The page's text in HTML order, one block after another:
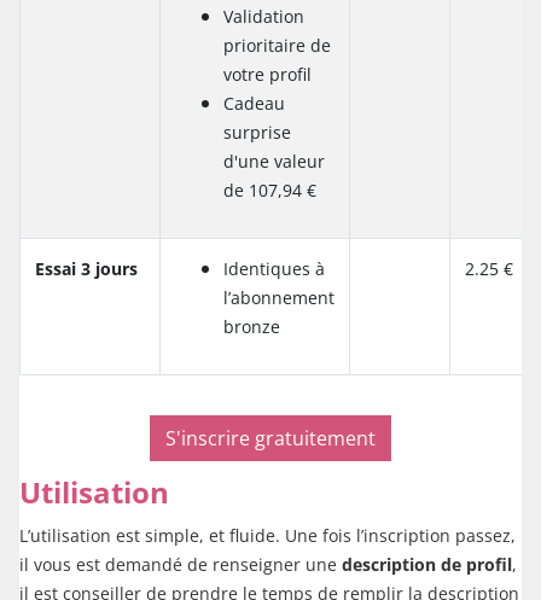
Validation
prioritaire de
votre profil
Cadeau
surprise
d'une valeur
de 107,94 €
Essai 3 jours
Identiques à
l’abonnement
bronze
2.25 €
S'inscrire gratuitement
Utilisation
L’utilisation est simple, et fluide. Une fois l’inscription passez,
il vous est demandé de renseigner une description de profil,
il est conseiller de prendre le temps de remplir la description